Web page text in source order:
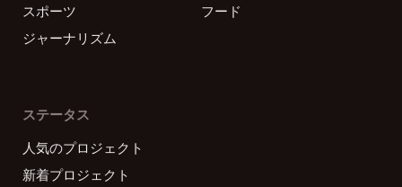
スポーツ
フード
ジャーナリズム
ステータス
人気のプロジェクト
新着プロジェクト